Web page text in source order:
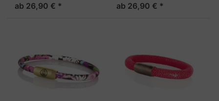
ab 26,90 € * ab 26,90 € *